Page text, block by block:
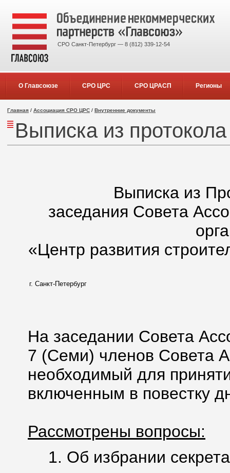
СРО Санкт-Петербург — 8 (812) 339-12-54
О Главсоюзе СРО ЦРС СРО ЦРАСП Регионы
Главная / Ассоциация СРО ЦРС / Внутренние документы
Выписка из протокола
Выписка из
заседания Совета
«Центр развития
г. Санкт-Петербург
На заседании Совета
7 (Семи) членов Совета
необходимый для
включенным в повестку
Рассмотрены вопросы:
1. Об избрании